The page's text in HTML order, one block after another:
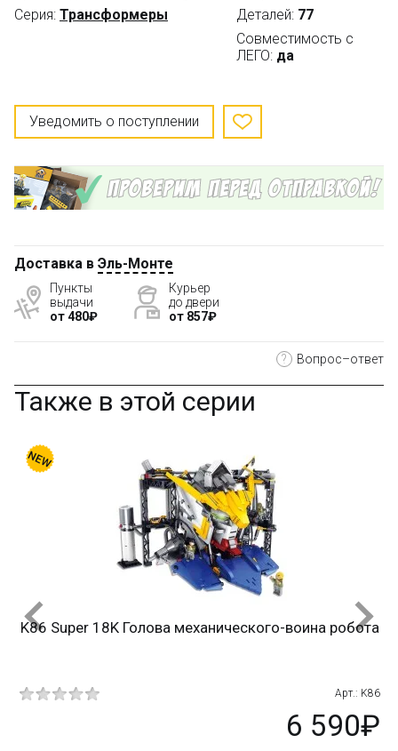
Серия: Трансформеры
Деталей: 77
Совместимость с
ЛЕГО: да
Уведомить о поступлении
Доставка в Эль-Монте
Пункты
выдачи
от 480₽
Курьер
до двери
от 857₽
? Вопрос–ответ
Также в этой серии
K86